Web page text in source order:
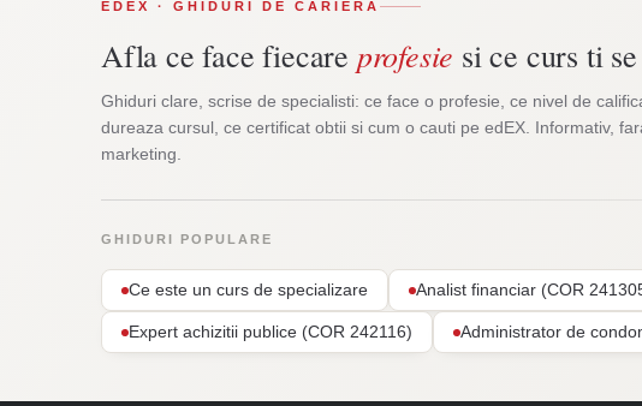
EDEX · GHIDURI DE CARIERA
Afla ce face fiecare profesie si ce curs ti
Ghiduri clare, scrise de specialisti: ce face o profesie, ce nivel de
dureaza cursul, ce certificat obtii si cum o cauti pe edEX. Informativ,
marketing.
GHIDURI POPULARE
Ce este un curs de specializare Analist financiar (COR
Expert achizitii publice (COR 242116) Administrator de